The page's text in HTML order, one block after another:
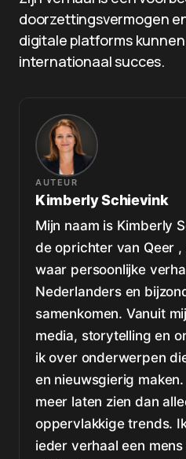
doorzettingsvermogen
digitale platforms
internationaal succes.
AUTEUR
Kimberly Schievink
Mijn naam is Kimberly
de oprichter van Qeer
waar persoonlijke
Nederlanders en
samenkomen. Vanuit
media, storytelling en
ik over onderwerpen
en nieuwsgierig
meer laten zien dan
oppervlakkige trends.
ieder verhaal een